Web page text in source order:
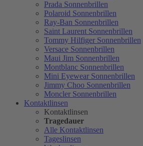
Prada Sonnenbrillen
Polaroid Sonnenbrillen
Ray-Ban Sonnenbrillen
Saint Laurent Sonnenbrillen
Tommy Hilfiger Sonnenbrillen
Versace Sonnenbrillen
Maui Jim Sonnenbrillen
Montblanc Sonnenbrillen
Mini Eyewear Sonnenbrillen
Jimmy Choo Sonnenbrillen
Moncler Sonnenbrillen
Kontaktlinsen
Kontaktlinsen
Tragedauer
Alle Kontaktlinsen
Tageslinsen